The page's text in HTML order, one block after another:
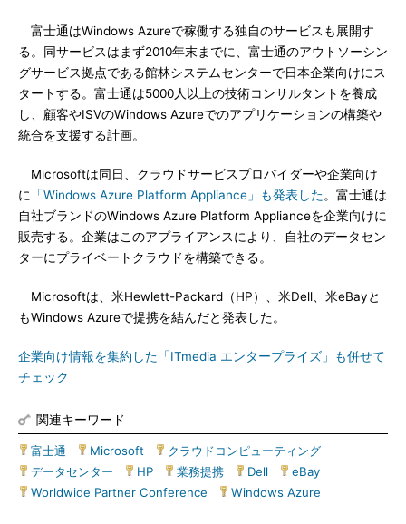
富士通はWindows Azureで稼働する独自のサービスも展開す
る。同サービスはまず2010年末までに、富士通のアウトソーシン
グサービス拠点である館林システムセンターで日本企業向けにス
タートする。富士通は5000人以上の技術コンサルタントを養成
し、顧客やISVのWindows Azureでのアプリケーションの構築や
統合を支援する計画。
Microsoftは同日、クラウドサービスプロバイダーや企業向け
に
「Windows Azure Platform Appliance」も発表した。富士通は
自社ブランドのWindows Azure Platform Applianceを企業向けに
販売する。企業はこのアプライアンスにより、自社のデータセン
ターにプライベートクラウドを構築できる。
Microsoftは、米Hewlett-Packard（HP）、米Dell、米eBayと
もWindows Azureで提携を結んだと発表した。
企業向け情報を集約した「ITmedia エンタープライズ」も併せて
チェック
関連キーワード
富士通 Microsoft クラウドコンピューティング
データセンター
HP 業務提携 Dell eBay
Worldwide Partner Conference
Windows Azure